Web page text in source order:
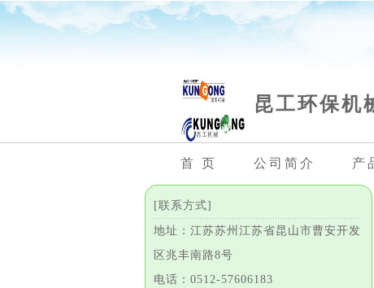
昆工环保机
首 页 公司简介 产
[联系方式]
地址：江苏苏州江苏省昆山市曹安开发
区兆丰南路8号
电话：0512-57606183